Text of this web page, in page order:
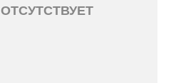
ОТСУТСТВУЕТ